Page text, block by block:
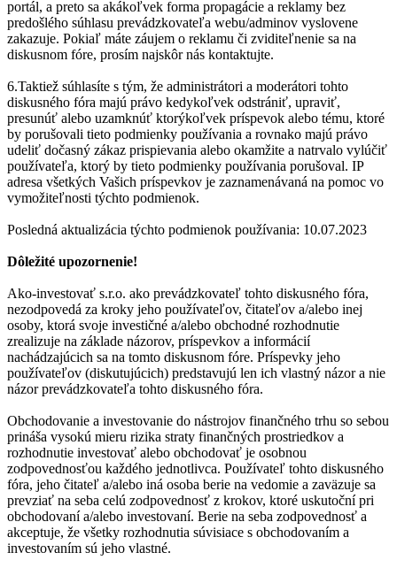
portál, a preto sa akákoľvek forma propagácie a reklamy bez
predošlého súhlasu prevádzkovateľa webu/adminov vyslovene
zakazuje. Pokiaľ máte záujem o reklamu či zviditeľnenie sa na
diskusnom fóre, prosím najskôr nás kontaktujte.
6.Taktiež súhlasíte s tým, že administrátori a moderátori tohto
diskusného fóra majú právo kedykoľvek odstrániť, upraviť,
presunúť alebo uzamknúť ktorýkoľvek príspevok alebo tému, ktoré
by porušovali tieto podmienky používania a rovnako majú právo
udeliť dočasný zákaz prispievania alebo okamžite a natrvalo vylúčiť
používateľa, ktorý by tieto podmienky používania porušoval. IP
adresa všetkých Vašich príspevkov je zaznamenávaná na pomoc vo
vymožiteľnosti týchto podmienok.
Posledná aktualizácia týchto podmienok používania: 10.07.2023
Dôležité upozornenie!
Ako-investovať s.r.o. ako prevádzkovateľ tohto diskusného fóra,
nezodpovedá za kroky jeho používateľov, čitateľov a/alebo inej
osoby, ktorá svoje investičné a/alebo obchodné rozhodnutie
zrealizuje na základe názorov, príspevkov a informácií
nachádzajúcich sa na tomto diskusnom fóre. Príspevky jeho
používateľov (diskutujúcich) predstavujú len ich vlastný názor a nie
názor prevádzkovateľa tohto diskusného fóra.
Obchodovanie a investovanie do nástrojov finančného trhu so sebou
prináša vysokú mieru rizika straty finančných prostriedkov a
rozhodnutie investovať alebo obchodovať je osobnou
zodpovednosťou každého jednotlivca. Používateľ tohto diskusného
fóra, jeho čitateľ a/alebo iná osoba berie na vedomie a zaväzuje sa
prevziať na seba celú zodpovednosť z krokov, ktoré uskutoční pri
obchodovaní a/alebo investovaní. Berie na seba zodpovednosť a
akceptuje, že všetky rozhodnutia súvisiace s obchodovaním a
investovaním sú jeho vlastné.